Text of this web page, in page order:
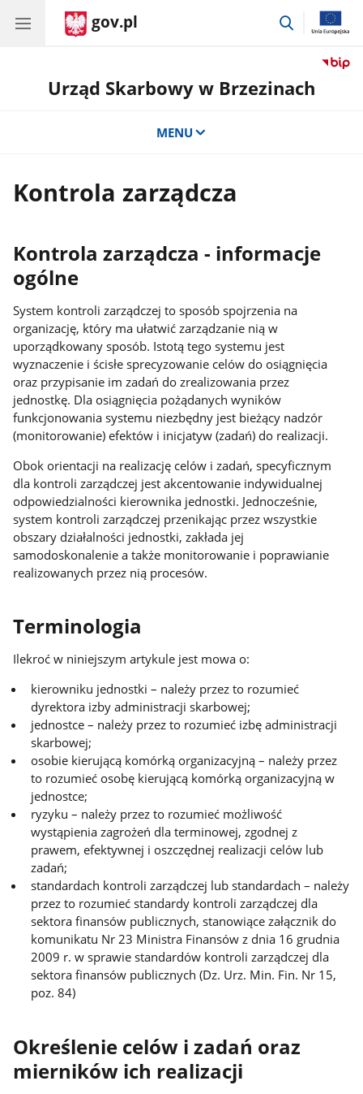
gov.pl
przejdź
Urząd Skarbowy w Brzezinach
MENU
Kontrola zarządcza
Kontrola zarządcza - informacje
ogólne
System kontroli zarządczej to sposób spojrzenia na
organizację, który ma ułatwić zarządzanie nią w
uporządkowany sposób. Istotą tego systemu jest
wyznaczenie i ścisłe sprecyzowanie celów do osiągnięcia
oraz przypisanie im zadań do zrealizowania przez
jednostkę. Dla osiągnięcia pożądanych wyników
funkcjonowania systemu niezbędny jest bieżący nadzór
(monitorowanie) efektów i inicjatyw (zadań) do realizacji.
Obok orientacji na realizację celów i zadań, specyficznym
dla kontroli zarządczej jest akcentowanie indywidualnej
odpowiedzialności kierownika jednostki. Jednocześnie,
system kontroli zarządczej przenikając przez wszystkie
obszary działalności jednostki, zakłada jej
samodoskonalenie a także monitorowanie i poprawianie
realizowanych przez nią procesów.
Terminologia
Ilekroć w niniejszym artykule jest mowa o:
kierowniku jednostki – należy przez to rozumieć
dyrektora izby administracji skarbowej;
jednostce – należy przez to rozumieć izbę administracji
skarbowej;
osobie kierującą komórką organizacyjną – należy przez
to rozumieć osobę kierującą komórką organizacyjną w
jednostce;
ryzyku – należy przez to rozumieć możliwość
wystąpienia zagrożeń dla terminowej, zgodnej z
prawem, efektywnej i oszczędnej realizacji celów lub
zadań;
standardach kontroli zarządczej lub standardach – należy
przez to rozumieć standardy kontroli zarządczej dla
sektora finansów publicznych, stanowiące załącznik do
komunikatu Nr 23 Ministra Finansów z dnia 16 grudnia
2009 r. w sprawie standardów kontroli zarządczej dla
sektora finansów publicznych (Dz. Urz. Min. Fin. Nr 15,
poz. 84)
Określenie celów i zadań oraz
mierników ich realizacji